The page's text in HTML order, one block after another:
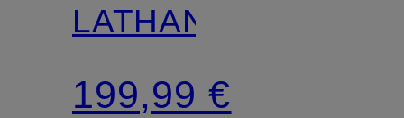
LATHAN
199,99 €